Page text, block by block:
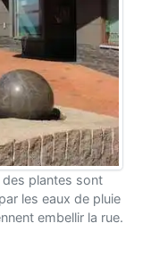
des plantes sont
les eaux de pluie
embellir la rue.